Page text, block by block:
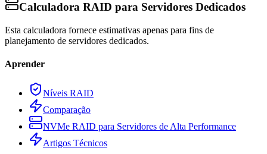
Calculadora RAID para Servidores Dedicados
Esta calculadora fornece estimativas apenas para fins de
planejamento de servidores dedicados.
Aprender
Níveis RAID
Comparação
NVMe RAID para Servidores de Alta Performance
Artigos Técnicos